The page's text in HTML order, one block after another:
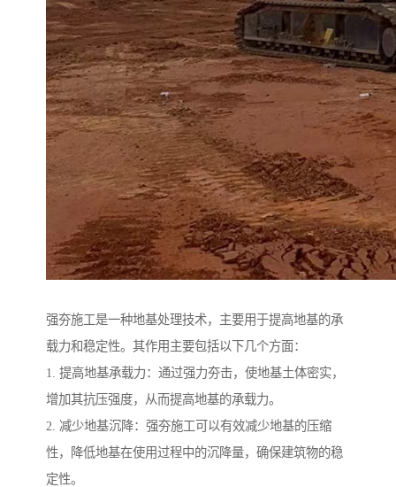
强夯施工是一种地基处理技术，主要用于提高地基的承
载力和稳定性。其作用主要包括以下几个方面：
1. 提高地基承载力：通过强力夯击，使地基土体密实，
增加其抗压强度，从而提高地基的承载力。
2. 减少地基沉降：强夯施工可以有效减少地基的压缩
性，降低地基在使用过程中的沉降量，确保建筑物的稳
定性。